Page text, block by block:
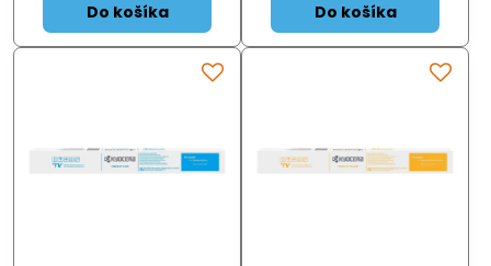
Do košíka Do košíka